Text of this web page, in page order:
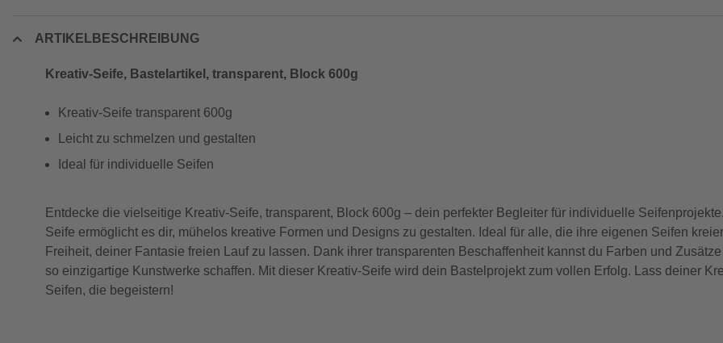
ARTIKELBESCHREIBUNG
Kreativ-Seife, Bastelartikel, transparent, Block 600g
Kreativ-Seife transparent 600g
Leicht zu schmelzen und gestalten
Ideal für individuelle Seifen
Entdecke die vielseitige Kreativ-Seife, transparent, Block 600g – dein perfekter Begleiter für individuelle
Seife ermöglicht es dir, mühelos kreative Formen und Designs zu gestalten. Ideal für alle, die ihre eigenen Seifen
Freiheit, deiner Fantasie freien Lauf zu lassen. Dank ihrer transparenten Beschaffenheit kannst du Farben und
so einzigartige Kunstwerke schaffen. Mit dieser Kreativ-Seife wird dein Bastelprojekt zum vollen Erfolg. Lass deiner
Seifen, die begeistern!